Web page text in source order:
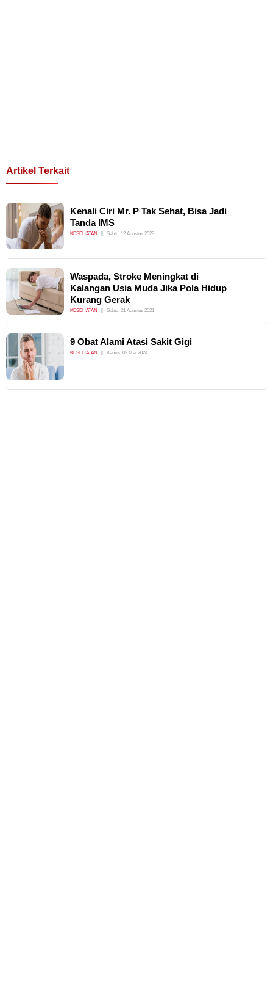
Artikel Terkait
Kenali Ciri Mr. P Tak Sehat, Bisa Jadi
Tanda IMS
KESEHATAN Sabtu, 12 Agustus 2023
Waspada, Stroke Meningkat di
Kalangan Usia Muda Jika Pola Hidup
Kurang Gerak
KESEHATAN Sabtu, 21 Agustus 2021
9 Obat Alami Atasi Sakit Gigi
KESEHATAN Kamis, 02 Mei 2024